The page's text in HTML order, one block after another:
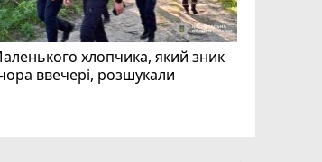
хлопчика, який зник
ввечері, розшукали